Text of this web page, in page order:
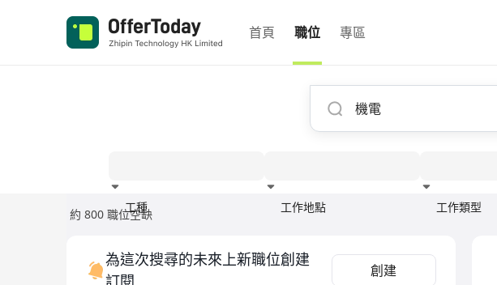
首頁 職位 專區
工種 工作地點 工作類型
約 800 職位空缺
為這次搜尋的未來上新職位創建
訂閱
創建